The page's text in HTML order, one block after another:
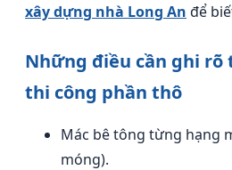
xây dựng nhà Long An để
Những điều cần ghi rõ
thi công phần thô
Mác bê tông từng hạng
móng).